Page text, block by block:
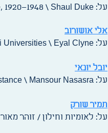
על: The stratifying trade union: The case of ethnic and gender inequality in Palestine, 1920–1948 \ Shaul Duke
אלי אושורוב
על: Orientalism, Zionism and Academic Practice: Middle East and Islam Studies in Israeli Universities \ Eyal Clyne
יובל יונאי
על: The Naqab Bedouins: A century of politics and resistance \ Mansour Nasasra
תמיר שורק
על: לאומיות וחילון / זוהר